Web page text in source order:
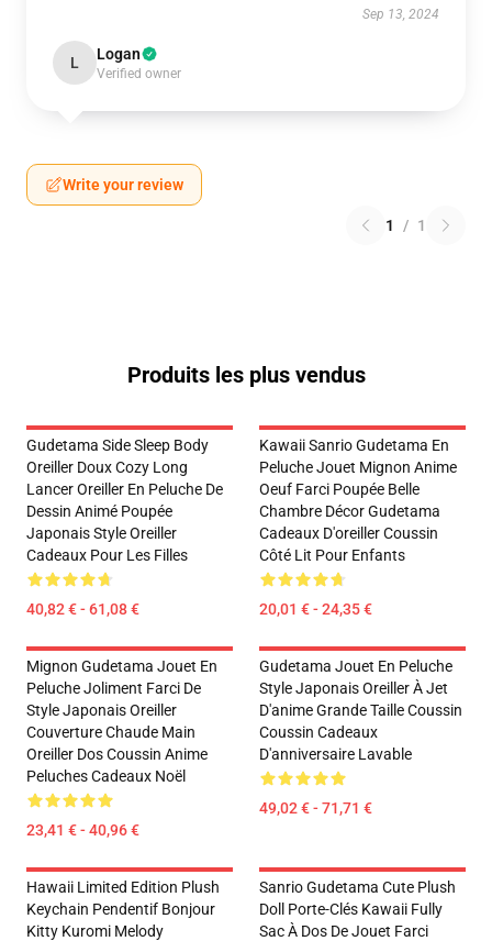
Sep 13, 2024
L Logan
Verified owner
Write your review
1 / 1
Produits les plus vendus
Gudetama Side Sleep Body
Oreiller Doux Cozy Long
Lancer Oreiller En Peluche De
Dessin Animé Poupée
Japonais Style Oreiller
Cadeaux Pour Les Filles
40,82 € - 61,08 €
Kawaii Sanrio Gudetama En
Peluche Jouet Mignon Anime
Oeuf Farci Poupée Belle
Chambre Décor Gudetama
Cadeaux D'oreiller Coussin
Côté Lit Pour Enfants
20,01 € - 24,35 €
Mignon Gudetama Jouet En
Peluche Joliment Farci De
Style Japonais Oreiller
Couverture Chaude Main
Oreiller Dos Coussin Anime
Peluches Cadeaux Noël
23,41 € - 40,96 €
Gudetama Jouet En Peluche
Style Japonais Oreiller À Jet
D'anime Grande Taille Coussin
Coussin Cadeaux
D'anniversaire Lavable
49,02 € - 71,71 €
Hawaii Limited Edition Plush
Keychain Pendentif Bonjour
Kitty Kuromi Melody
Sanrio Gudetama Cute Plush
Doll Porte-Clés Kawaii Fully
Sac À Dos De Jouet Farci